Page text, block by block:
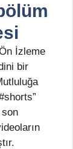
İzleme
bir
son